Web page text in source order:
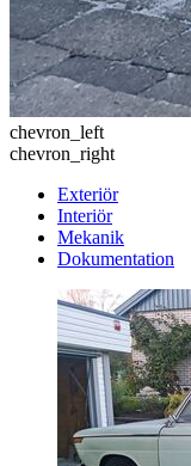
chevron_left
chevron_right
Exteriör
Interiör
Mekanik
Dokumentation